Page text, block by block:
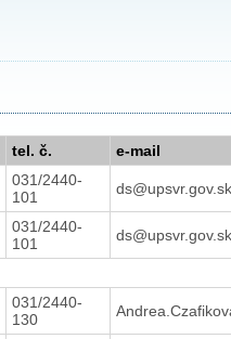
tel. č. e-mail
031/2440-
101
ds@upsvr.gov.sk
031/2440-
101
ds@upsvr.gov.sk
031/2440-
130